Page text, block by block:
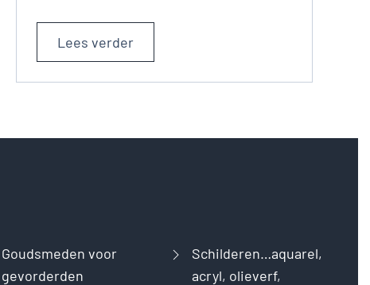
Lees verder
Goudsmeden voor
gevorderden
Schilderen…aquarel,
acryl, olieverf,